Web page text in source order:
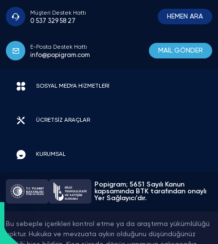
Müşteri Destek Hattı
0 537 329 58 27
HEMEN ARA
E-Posta Destek Hattı
info@popigram.com
MAİL GÖNDER
SOSYAL MEDYA HİZMETLERİ
ÜCRETSİZ ARAÇLAR
KURUMSAL
Popigram; 5651 Sayılı Kanun
kapsamında BTK tarafından onaylı
Yer Sağlayıcı'dır.
Bu sebeple içerikleri kontrol etme ya da araştırma yükümlülüğü
yoktur. Hukuka ve mevzuata aykırı olduğunu düşündüğünüz